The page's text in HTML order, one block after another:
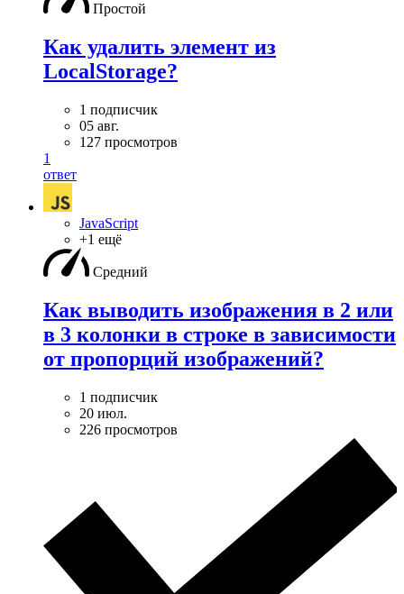
Простой
Как удалить элемент из
LocalStorage?
1 подписчик
05 авг.
127 просмотров
1
ответ
JavaScript
+1 ещё
Средний
Как выводить изображения в 2 или
в 3 колонки в строке в зависимости
от пропорций изображений?
1 подписчик
20 июл.
226 просмотров